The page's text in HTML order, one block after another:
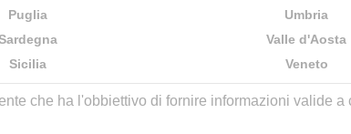
Puglia
Sicilia
Umbria
Valle d'Aosta
Veneto
che ha l'obbiettivo di fornire informazioni valide a